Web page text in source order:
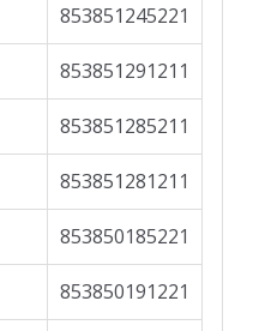
853851245221
853851291211
853851285211
853851281211
853850185221
853850191221